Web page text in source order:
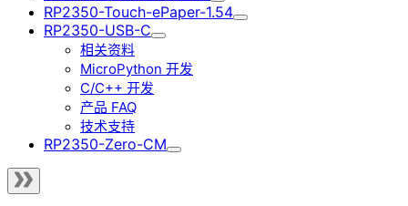
RP2350-Touch-ePaper-1.54
RP2350-USB-C
相关资料
MicroPython 开发
C/C++ 开发
产品 FAQ
技术支持
RP2350-Zero-CM